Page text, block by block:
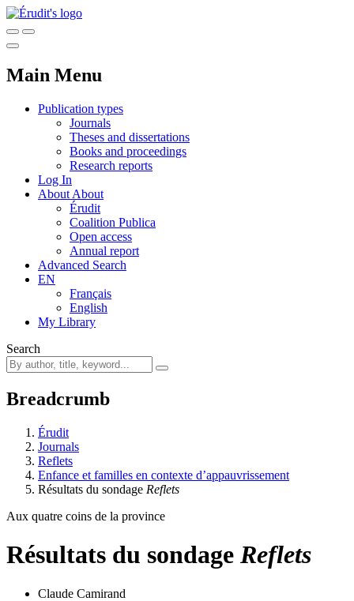
Main Menu
Publication types
Journals
Theses and dissertations
Books and proceedings
Research reports
Log In
About About
Érudit
Coalition Publica
Open access
Annual report
Advanced Search
EN
Français
English
My Library
Search
Breadcrumb
Érudit
Journals
Reflets
Enfance et familles en contexte d’appauvrissement
Résultats du sondage Reflets
Aux quatre coins de la province
Résultats du sondage Reflets
Claude Camirand